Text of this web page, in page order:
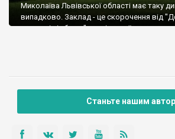
Миколаїва Львівської області має таку
випадково. Заклад - це скорочення від
для сиріт і убогих" - соціальної установи
Станьте нашим